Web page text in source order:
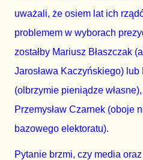
uważali, że osiem lat ich
problemem w wyborach
zostałby Mariusz Błaszczak
Jarosława Kaczyńskiego)
(olbrzymie pieniądze
Przemysław Czarnek (oboje
bazowego elektoratu).
Pytanie brzmi, czy media